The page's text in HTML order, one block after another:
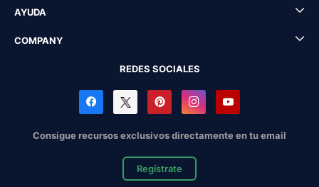
AYUDA
COMPANY
REDES SOCIALES
Consigue recursos exclusivos directamente en tu email
Regístrate